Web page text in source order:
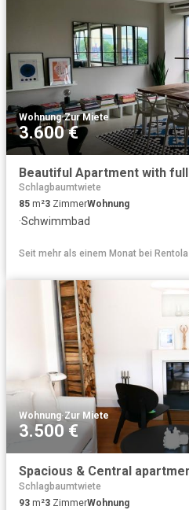
Wohnung·Zur Miete
3.600 €
Schlagbaumtwiete
85 m²3 ZimmerWohnung
·Schwimmbad
Seit mehr als einem Monat bei Rentola
Wohnung·Zur Miete
3.500 €
Schlagbaumtwiete
93 m²3 ZimmerWohnung